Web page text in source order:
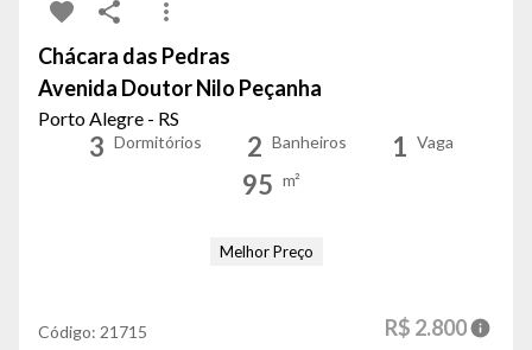
Chácara das Pedras
Avenida Doutor Nilo Peçanha
Porto Alegre - RS
3 Dormitórios 2 Banheiros 1 Vaga
95 m²
Melhor Preço
Código: 21715 R$ 2.800